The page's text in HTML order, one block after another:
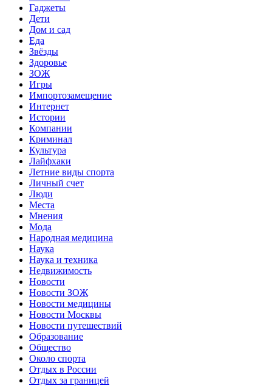
Гаджеты
Дети
Дом и сад
Еда
Звёзды
Здоровье
ЗОЖ
Игры
Импортозамещение
Интернет
Истории
Компании
Криминал
Культура
Лайфхаки
Летние виды спорта
Личный счет
Люди
Места
Мнения
Мода
Народная медицина
Наука
Наука и техника
Недвижимость
Новости
Новости ЗОЖ
Новости медицины
Новости Москвы
Новости путешествий
Образование
Общество
Около спорта
Отдых в России
Отдых за границей